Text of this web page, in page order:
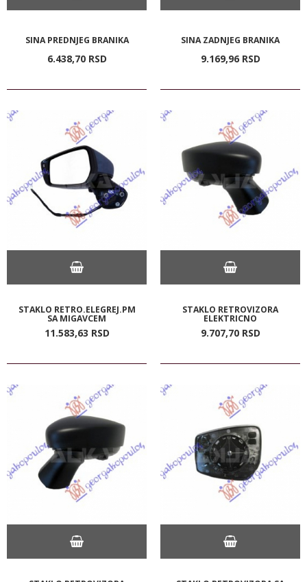
SINA PREDNJEG BRANIKA
6.438,70 RSD
SINA ZADNJEG BRANIKA
9.169,96 RSD
STAKLO RETRO.ELEGREJ.PM
SA MIGAVCEM
11.583,63 RSD
STAKLO RETROVIZORA
ELEKTRICNO
9.707,70 RSD